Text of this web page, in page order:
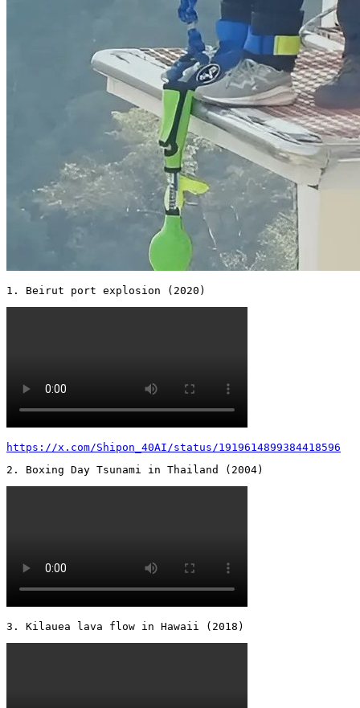
1. Beirut port explosion (2020)
https://x.com/Shipon_40AI/status/1919614899384418596
2. Boxing Day Tsunami in Thailand (2004)
3. Kilauea lava flow in Hawaii (2018)